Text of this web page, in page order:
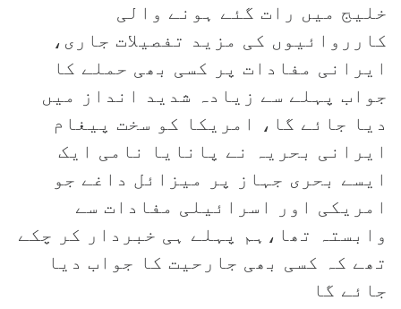
خلیج میں رات گئے ہونے والی
کارروائیوں کی مزید تفصیلات جاری،
ایرانی مفادات پر کسی بھی حملے کا
جواب پہلے سے زیادہ شدید انداز میں
دیا جائے گا، امریکا کو سخت پیغام
ایرانی بحریہ نے پانایا نامی ایک
ایسے بحری جہاز پر میزائل داغے جو
امریکی اور اسرائیلی مفادات سے
وابستہ تھا،ہم پہلے ہی خبردار کر چکے
تھے کہ کسی بھی جارحیت کا جواب دیا
جائے گا